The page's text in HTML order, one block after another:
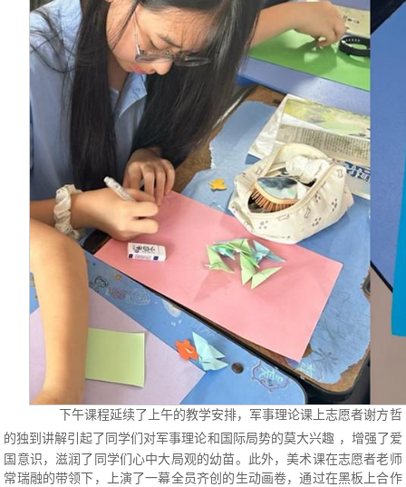
下午课程延续了上午的教学安排，军事理论课上志愿者谢方哲
的独到讲解引起了同学们对军事理论和国际局势的莫大兴趣 ，增强了爱
国意识，滋润了同学们心中大局观的幼苗。此外，美术课在志愿者老师
常瑞融的带领下，上演了一幕全员齐创的生动画卷，通过在黑板上合作